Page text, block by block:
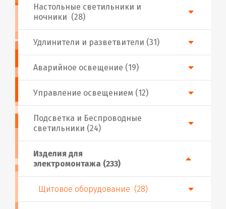
Аварийное освещение (19)
Настольные светильники и
ночники (28)
Подсветка и Беспроводные
светильники (24)
Изделия для
электромонтажа (233)
Щитовое оборудование (28)
Удлинители и разветвители (31)
Управление освещением (12)